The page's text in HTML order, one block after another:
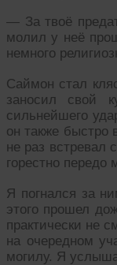
— За твоё
молил у неё
немного
Саймон стал
заносил свой
сильнейшего
он также быстро
не раз
горестно передо
Я погнался за
этого прошел
практически не
на очередном
могилу. Я